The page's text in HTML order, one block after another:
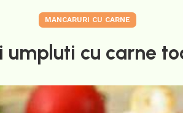
MANCARURI CU CARNE
umpluti cu carne